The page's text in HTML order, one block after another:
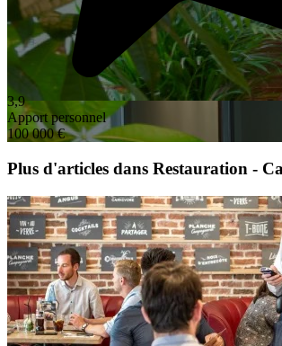
3,9
Apport personnel
100 000 €
Plus d'articles dans Restauration -